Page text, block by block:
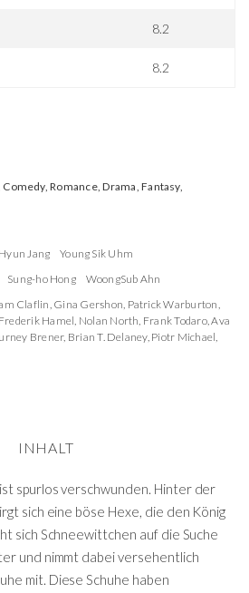
8.2
8.2
Romance, Drama, Fantasy,
Jang
Young Sik Uhm
Sung-ho Hong
WoongSub Ahn
Claflin, Gina Gershon, Patrick Warburton,
Frederik Hamel, Nolan North, Frank Todaro,Ava
Brener, Brian T. Delaney, Piotr Michael,
INHALT
spurlos verschwunden. Hinter der
sich eine böse Hexe, die den König
sich Schneewittchen auf die Suche
und nimmt dabei versehentlich
mit. Diese Schuhe haben